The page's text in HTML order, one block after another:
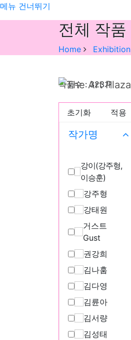
메뉴 건너뛰기
전체 작품
Home Exhibition
작품수 : 323개
초기화 적용
작가명
강이(강주형,
이승훈)
강주형
강태원
거스트
Gust
권강희
김나훔
김다영
김륜아
김서량
김성태